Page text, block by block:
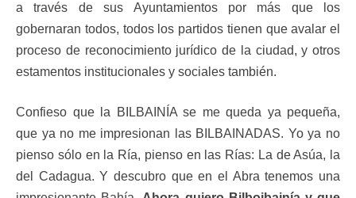
a través de sus Ayuntamientos por más que los
gobernaran todos, todos los partidos tienen que avalar el
proceso de reconocimiento jurídico de la ciudad, y otros
estamentos institucionales y sociales también.
Confieso que la BILBAINÍA se me queda ya pequeña,
que ya no me impresionan las BILBAINADAS. Yo ya no
pienso sólo en la Ría, pienso en las Rías: La de Asúa, la
del Cadagua. Y descubro que en el Abra tenemos una